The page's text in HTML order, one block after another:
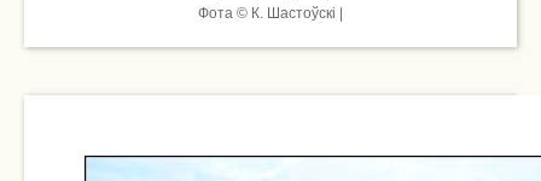
Фота © К. Шастоўскі |